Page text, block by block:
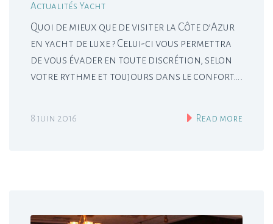
Actualités Yacht
Quoi de mieux que de visiter la Côte d’Azur
en yacht de luxe ? Celui-ci vous permettra
de vous évader en toute discrétion, selon
votre rythme et toujours dans le confort….
8 juin 2016 Read more